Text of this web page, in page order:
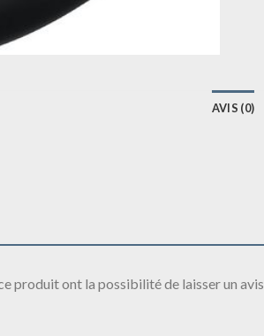
AVIS (0)
produit ont la possibilité de laisser un avis.